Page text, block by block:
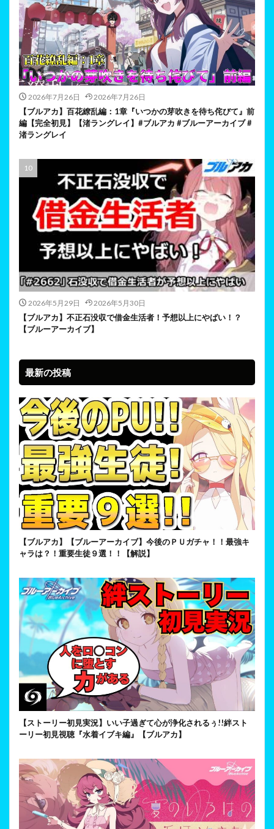
2026年7月26日 2026年7月26日
【ブルアカ】百花繚乱編：1章『いつかの芽吹きを待ち侘びて』前
編【完全初見】【渚ラングレイ】#ブルアカ #ブルーアーカイブ #
渚ラングレイ
2026年5月29日 2026年5月30日
【ブルアカ】不正石没収で借金生活者！予想以上にやばい！？
【ブルーアーカイブ】
最新の投稿
【ブルアカ】【ブルーアーカイブ】今後のＰＵガチャ！！最強キ
ャラは？！重要生徒９選！！【解説】
【ストーリー初見実況】いい子過ぎて心が浄化されるぅ!!絆スト
ーリー初見視聴『水着イブキ編』【ブルアカ】